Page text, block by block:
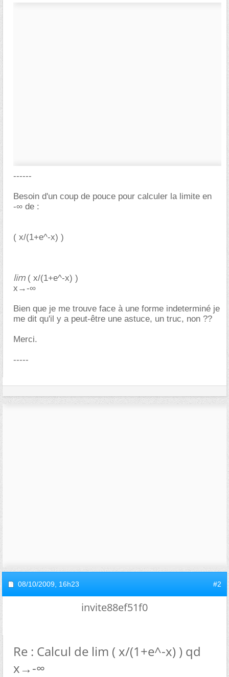
------
Besoin d'un coup de pouce pour calculer la limite en
-∞ de :
( x/(1+e^-x) )
lim ( x/(1+e^-x) )
x→-∞
Bien que je me trouve face à une forme indeterminé je
me dit qu'il y a peut-être une astuce, un truc, non ??
Merci.
-----
08/10/2009, 16h23 #2
invite88ef51f0
Re : Calcul de lim ( x/(1+e^-x) ) qd
x→-∞